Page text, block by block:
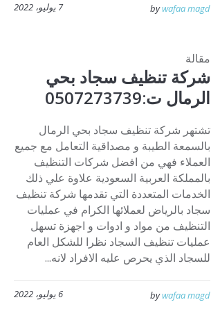
7 يوليو، 2022 bywafaa magd
مقالة
شركة تنظيف سجاد بحي
الرمال ت:0507273739
تشتهر شركة تنظيف سجاد بحي الرمال
بالسمعة الطيبة و مصداقية التعامل مع جميع
العملاء فهي من افضل شركات التنظيف
بالمملكة العربية السعودية علاوة علي ذلك
الخدمات المتعددة التي تقدمها شركة تنظيف
سجاد بالرياض لعملائها الكرام في عمليات
التنظيف من مواد و ادوات و اجهزة تسهل
عمليات تنظيف السجاد نظرا للشكل العام
للسجاد الذي يحرص عليه الافراد لانه...
6 يوليو، 2022 bywafaa magd